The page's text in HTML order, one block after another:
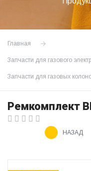
Главная
Запчасти для газового
Запчасти для газовых
Ремкомплект
НАЗАД